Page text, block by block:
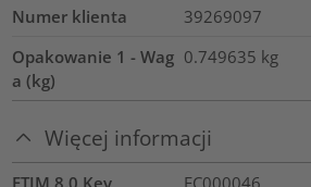
Numer klienta
39269097
Opakowanie 1 - Wag
a (kg)
0.749635 kg
Więcej informacji
ETIM 8.0 Key EC000046